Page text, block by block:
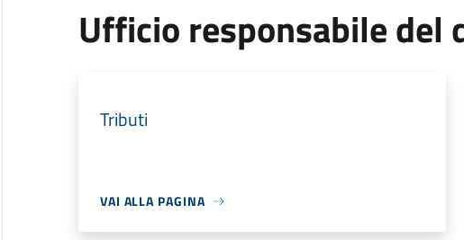
Ufficio responsabile del
Tributi
VAI ALLA PAGINA